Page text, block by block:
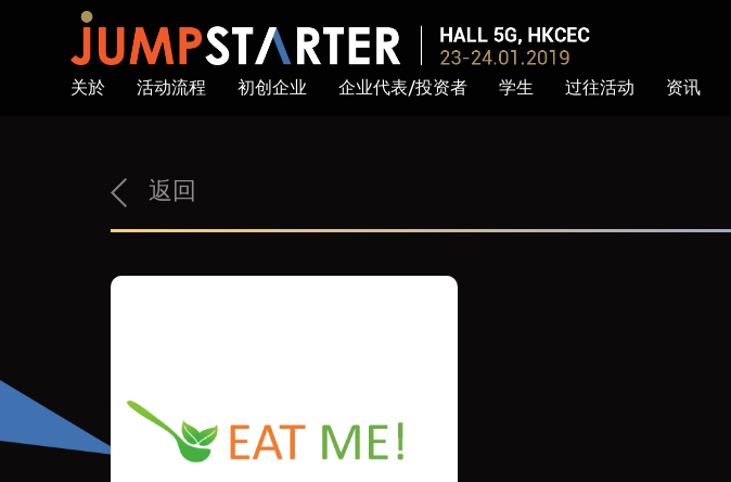
关於 活动流程 初创企业 企业代表/投资者 学生 过往活动 资讯
返回